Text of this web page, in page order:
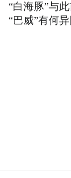
“白海豚”与
“巴威”有何异